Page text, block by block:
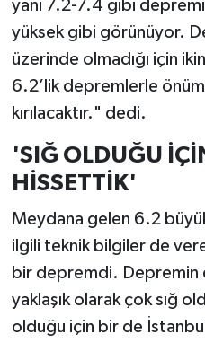
yani 7.2-7.4 gibi
yüksek gibi görünüyor.
üzerinde olmadığı için
6.2’lik depremlerle
kırılacaktır." dedi.
'SIĞ OLDUĞU
HİSSETTİK'
Meydana gelen 6.2
ilgili teknik bilgiler de
bir depremdi. Depremin
yaklaşık olarak çok sığ
olduğu için bir de